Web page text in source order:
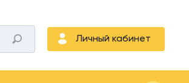
Личный кабинет